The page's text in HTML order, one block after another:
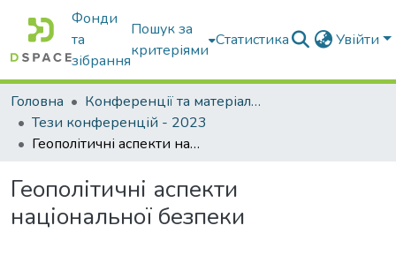
Фонди
та
зібрання
Пошук за
критеріями
Статистика Увійти
Головна
Конференції та матеріали конференцій
Тези конференцій - 2023
Геополітичні аспекти національної безпеки
Геополітичні аспекти
національної безпеки